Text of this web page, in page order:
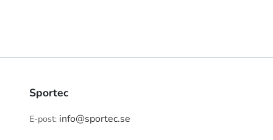
Sportec
E-post: info@sportec.se